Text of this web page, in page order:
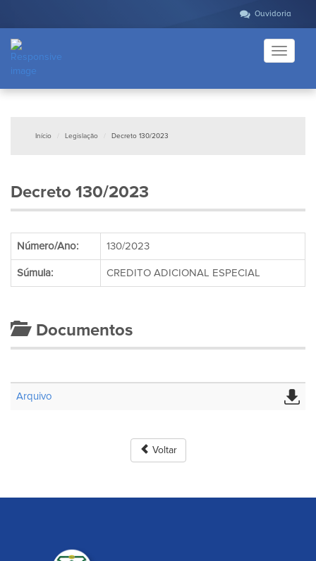
Ouvidoria
Toggle
Início Legislação Decreto 130/2023
Decreto 130/2023
Número/Ano: 130/2023
Súmula: CREDITO ADICIONAL ESPECIAL
Documentos
Arquivo
Voltar